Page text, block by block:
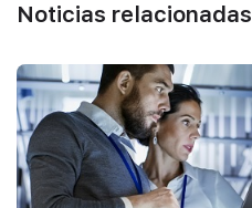
Noticias relacionadas